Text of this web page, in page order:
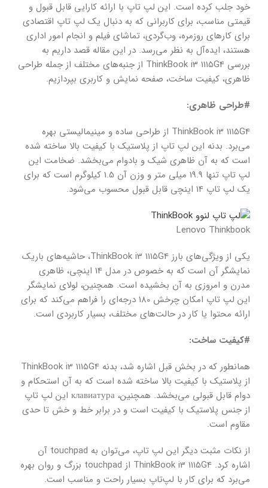
خود جلب کرده است. این لپ تاپ با ارائه کارایی قابل قبول و
قیمتی مناسب، برای کاربرانی که به دنبال یک لپ تاپ اقتصادی
برای کارهای روزمره، وب‌گردی، تماشای فیلم و انجام امور اداری
هستند، ایده‌آل به نظر می‌رسد. در این مقاله قصد داریم به
بررسی ThinkBook i3 1115G4 از جنبه‌های مختلف از جمله طراحی
ظاهری، کیفیت ساخت، صفحه نمایش و کاربری بپردازیم.
#طراحی ظاهری:
ThinkBook i3 1115G4 از طراحی ساده و مینیمالیستی بهره
می‌برد. بدنه این لپ تاپ از پلاستیک با کیفیت بالا ساخته شده
است که به آن ظاهری شیک و بادوام می‌بخشد. ضخامت این
لپ تاپ تنها 19.9 میلی متر و وزن آن 1.5 کیلوگرم است که برای
یک لپ تاپ 14 اینچی قابل قبول محسوب می‌شود.
Lenovo Thinkbook
یکی از ویژگی‌های بارز ThinkBook i3 1115G4، حاشیه‌های باریک
نمایشگر آن است که به خصوص در مدل 14 اینچی، ظاهری
مدرن و امروزی به آن بخشیده است. همچنین، لولای نمایشگر
این لپ تاپ امکان چرخش 180 درجه‌ای را فراهم می‌کند که برای
ارائه محتوا یا کار در حالت‌های مختلف، بسیار کاربردی است.
#کیفیت ساخت:
همانطور که در بخش قبل اشاره شد، بدنه ThinkBook i3 1115G4
از پلاستیک با کیفیت بالا ساخته شده است که به آن استحکام و
دوام قابل قبولی می‌بخشد. همچنین، клавиатура این لپ تاپ
از جنس پلاستیک با کیفیت است و در برابر خط و خش تا حدی
مقاوم است.
از نکات مثبت دیگر این لپ تاپ، می‌توان به touchpad آن
اشاره کرد. ThinkBook i3 1115G4 از touchpad بزرگ و روان بهره
می‌برد که برای کار با لپ‌تاپ بسیار راحت و مناسب است.